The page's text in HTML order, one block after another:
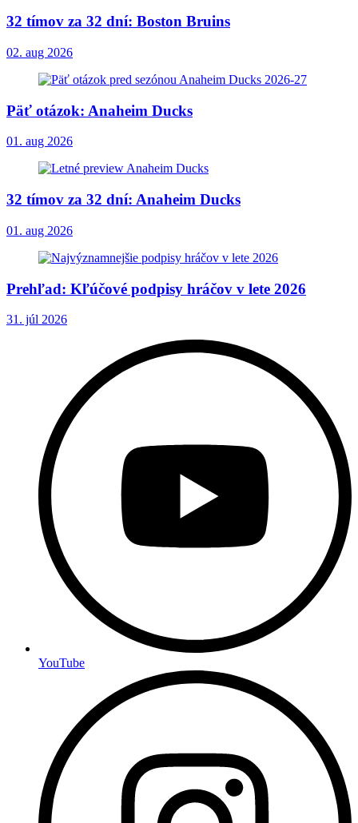
32 tímov za 32 dní: Boston Bruins
02. aug 2026
Päť otázok: Anaheim Ducks
01. aug 2026
32 tímov za 32 dní: Anaheim Ducks
01. aug 2026
Prehľad: Kľúčové podpisy hráčov v lete 2026
31. júl 2026
YouTube